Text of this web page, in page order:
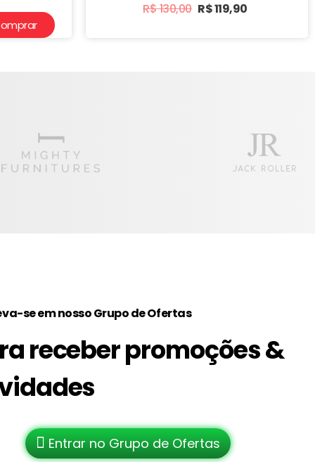
R$130,00 R$119,90
se em nosso Grupo de Ofertas
receber promoções &
Entrar no Grupo de Ofertas